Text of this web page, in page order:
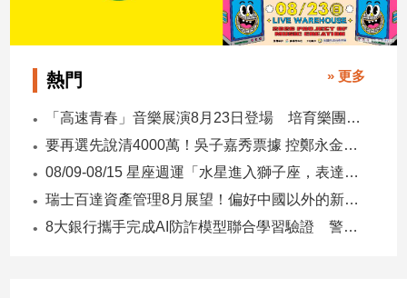
親
子/
術
／
創
／
熱門 » 更多
「高速青春」音樂展演8月23日登場 培育樂團發表新作接力開唱
要再選先說清4000萬！吳子嘉秀票據 控鄭永金為鄭朝方2018選縣長籌錢至今未還
08/09-08/15 星座週運「水星進入獅子座，表達力、自信與創意提升」
瑞士百達資產管理8月展望！偏好中國以外的新興市場 看好這些產業
8大銀行攜手完成AI防詐模型聯合學習驗證 警示帳戶準確度提升2倍